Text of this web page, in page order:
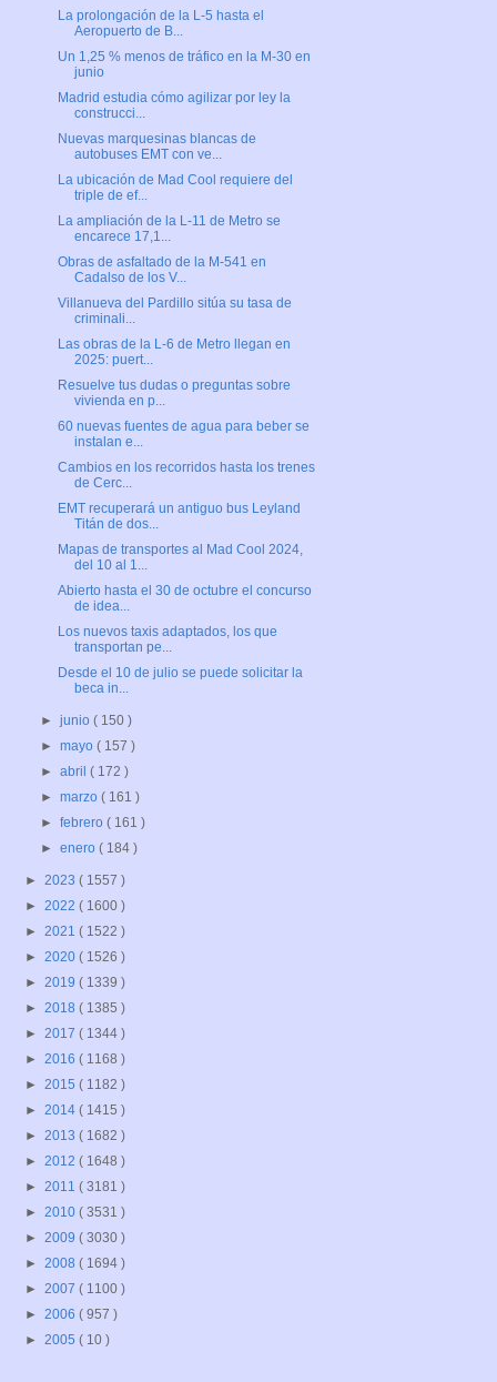
La prolongación de la L-5 hasta el
Aeropuerto de B...
Un 1,25 % menos de tráfico en la M-30 en
junio
Madrid estudia cómo agilizar por ley la
construcci...
Nuevas marquesinas blancas de
autobuses EMT con ve...
La ubicación de Mad Cool requiere del
triple de ef...
La ampliación de la L-11 de Metro se
encarece 17,1...
Obras de asfaltado de la M-541 en
Cadalso de los V...
Villanueva del Pardillo sitúa su tasa de
criminali...
Las obras de la L-6 de Metro llegan en
2025: puert...
Resuelve tus dudas o preguntas sobre
vivienda en p...
60 nuevas fuentes de agua para beber se
instalan e...
Cambios en los recorridos hasta los trenes
de Cerc...
EMT recuperará un antiguo bus Leyland
Titán de dos...
Mapas de transportes al Mad Cool 2024,
del 10 al 1...
Abierto hasta el 30 de octubre el concurso
de idea...
Los nuevos taxis adaptados, los que
transportan pe...
Desde el 10 de julio se puede solicitar la
beca in...
►junio( 150 )
►mayo( 157 )
►abril( 172 )
►marzo( 161 )
►febrero( 161 )
►enero( 184 )
► 2023 ( 1557 )
► 2022 ( 1600 )
► 2021 ( 1522 )
► 2020 ( 1526 )
► 2019 ( 1339 )
► 2018 ( 1385 )
► 2017 ( 1344 )
► 2016 ( 1168 )
► 2015 ( 1182 )
► 2014 ( 1415 )
► 2013 ( 1682 )
► 2012 ( 1648 )
► 2011 ( 3181 )
► 2010 ( 3531 )
► 2009 ( 3030 )
► 2008 ( 1694 )
► 2007 ( 1100 )
► 2006 ( 957 )
► 2005 ( 10 )